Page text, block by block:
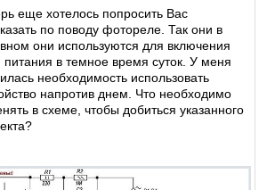
еще хотелось попросить Вас
по поводу фотореле. Так они в
они используются для включения
питания в темное время суток. У меня
необходимость использовать
напротив днем. Что необходимо
в схеме, чтобы добиться указанного